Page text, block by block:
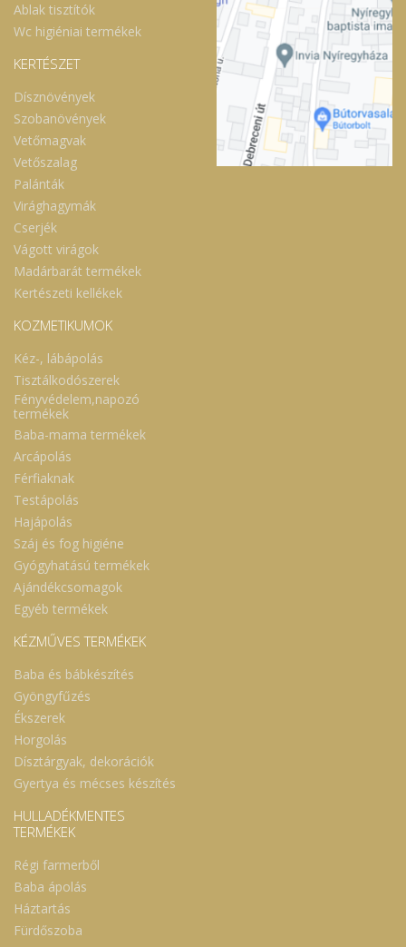
Ablak tisztítók
Wc higiéniai termékek
KERTÉSZET
Dísznövények
Szobanövények
Vetőmagvak
Vetőszalag
Palánták
Virághagymák
Cserjék
Vágott virágok
Madárbarát termékek
Kertészeti kellékek
KOZMETIKUMOK
Kéz-, lábápolás
Tisztálkodószerek
Fényvédelem,napozó
termékek
Baba-mama termékek
Arcápolás
Férfiaknak
Testápolás
Hajápolás
Száj és fog higiéne
Gyógyhatású termékek
Ajándékcsomagok
Egyéb termékek
KÉZMŰVES TERMÉKEK
Baba és bábkészítés
Gyöngyfűzés
Ékszerek
Horgolás
Dísztárgyak, dekorációk
Gyertya és mécses készítés
HULLADÉKMENTES
TERMÉKEK
Régi farmerből
Baba ápolás
Háztartás
Fürdőszoba